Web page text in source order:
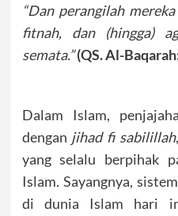
“Dan perangilah
fitnah, dan (hingga)
semata.”(QS. Al-
Dalam Islam,
dengan jihad fi sabilillah
yang selalu berpihak
Islam. Sayangnya,
di dunia Islam hari